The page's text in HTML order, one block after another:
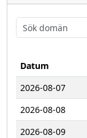
Datum
2026-08-07
2026-08-08
2026-08-09